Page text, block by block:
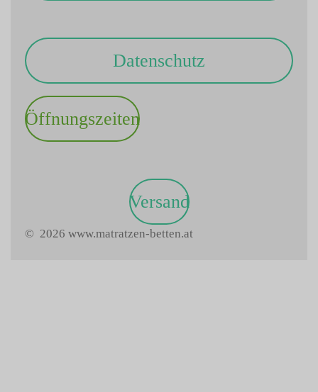
Datenschutz
Öffnungszeiten
Versand
© 2026 www.matratzen-betten.at